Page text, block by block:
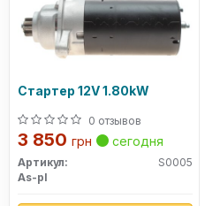
Стартер 12V 1.80kW
0 отзывов
3 850 грн сегодня
Артикул:
S0005
As-pl